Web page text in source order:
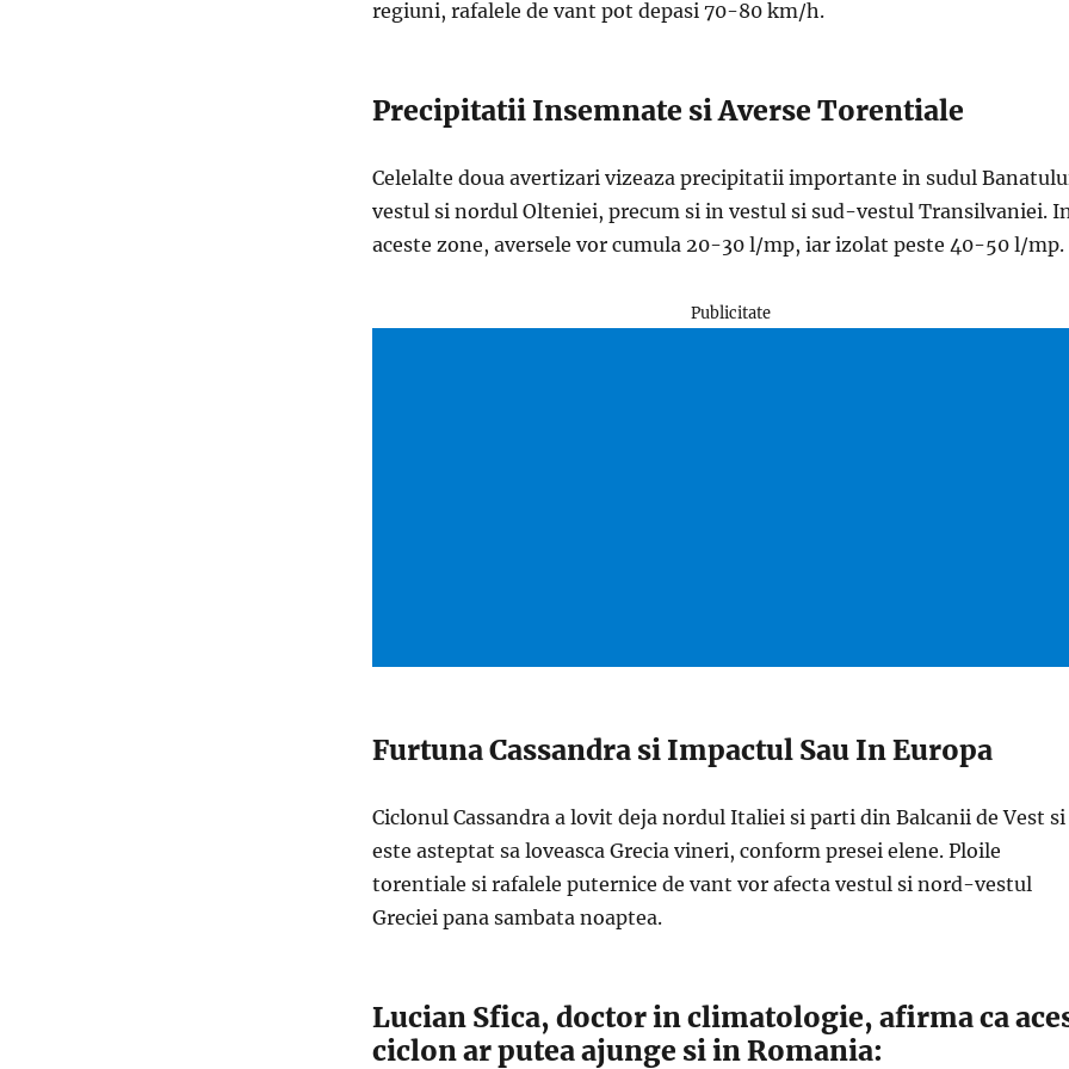
regiuni, rafalele de vant pot depasi 70-80 km/h.
Precipitatii Insemnate si Averse Torentiale
Celelalte doua avertizari vizeaza precipitatii importante in sudul
vestul si nordul Olteniei, precum si in vestul si sud-vestul Transilvaniei.
aceste zone, aversele vor cumula 20-30 l/mp, iar izolat peste 40-50 l/mp.
Publicitate
Furtuna Cassandra si Impactul Sau In Europa
Ciclonul Cassandra a lovit deja nordul Italiei si parti din Balcanii de Vest si
este asteptat sa loveasca Grecia vineri, conform presei elene. Ploile
torentiale si rafalele puternice de vant vor afecta vestul si nord-vestul
Greciei pana sambata noaptea.
Lucian Sfica, doctor in climatologie, afirma ca
ciclon ar putea ajunge si in Romania: